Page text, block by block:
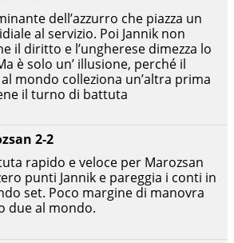
2-2
rapido e veloce per Marozsan
punti Jannik e pareggia i conti in
set. Poco margine di manovra
due al mondo.
dell’azzurro che piazza un
al servizio. Poi Jannik non
il diritto e l’ungherese dimezza lo
è solo un’ illusione, perché il
mondo colleziona un’altra prima
il turno di battuta